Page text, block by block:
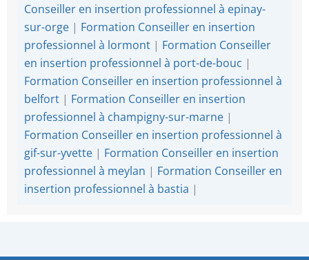
Conseiller en insertion professionnel à epinay-
sur-orge | Formation Conseiller en insertion
professionnel à lormont | Formation Conseiller
en insertion professionnel à port-de-bouc |
Formation Conseiller en insertion professionnel à
belfort | Formation Conseiller en insertion
professionnel à champigny-sur-marne |
Formation Conseiller en insertion professionnel à
gif-sur-yvette | Formation Conseiller en insertion
professionnel à meylan | Formation Conseiller en
insertion professionnel à bastia |